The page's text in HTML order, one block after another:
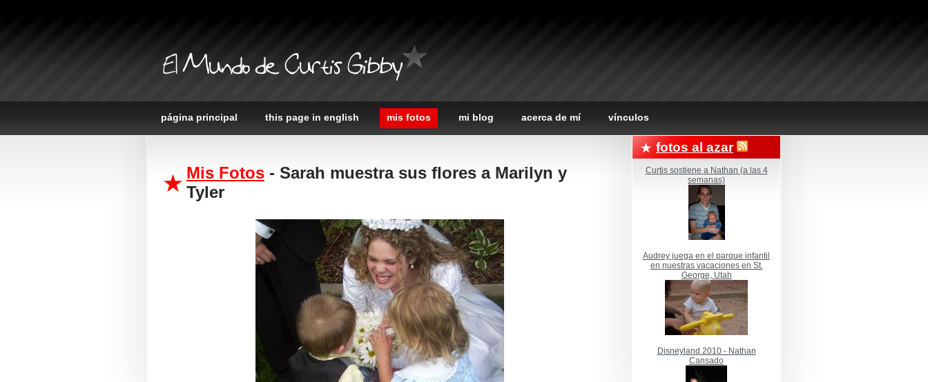
El Mundo de Curtis Gibby
página principal this page in english mis fotos mi blog acerca de mí vínculos
Mis Fotos - Sarah muestra sus flores a Marilyn y
Tyler
fotos al azar
Curtis sostiene a Nathan (a las 4
semanas)
Audrey juega en el parque infantil
en nuestras vacaciones en St.
George, Utah
Disneyland 2010 - Nathan
Cansado